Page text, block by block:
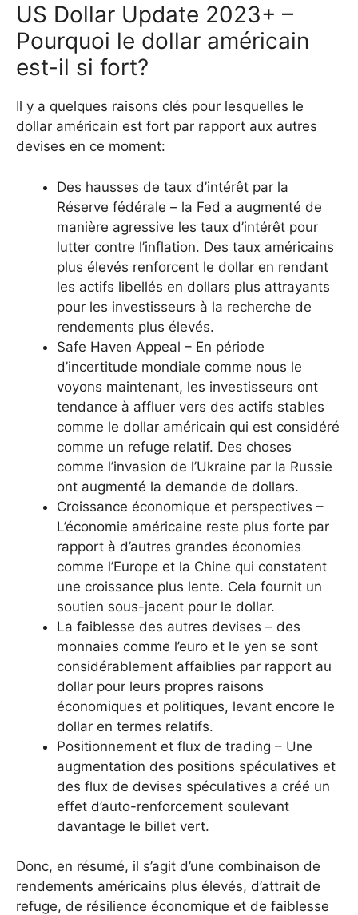
US Dollar Update 2023+ –
Pourquoi le dollar américain
est-il si fort?
Il y a quelques raisons clés pour lesquelles le
dollar américain est fort par rapport aux autres
devises en ce moment:
Des hausses de taux d’intérêt par la
Réserve fédérale – la Fed a augmenté de
manière agressive les taux d’intérêt pour
lutter contre l’inflation. Des taux américains
plus élevés renforcent le dollar en rendant
les actifs libellés en dollars plus attrayants
pour les investisseurs à la recherche de
rendements plus élevés.
Safe Haven Appeal – En période
d’incertitude mondiale comme nous le
voyons maintenant, les investisseurs ont
tendance à affluer vers des actifs stables
comme le dollar américain qui est considéré
comme un refuge relatif. Des choses
comme l’invasion de l’Ukraine par la Russie
ont augmenté la demande de dollars.
Croissance économique et perspectives –
L’économie américaine reste plus forte par
rapport à d’autres grandes économies
comme l’Europe et la Chine qui constatent
une croissance plus lente. Cela fournit un
soutien sous-jacent pour le dollar.
La faiblesse des autres devises – des
monnaies comme l’euro et le yen se sont
considérablement affaiblies par rapport au
dollar pour leurs propres raisons
économiques et politiques, levant encore le
dollar en termes relatifs.
Positionnement et flux de trading – Une
augmentation des positions spéculatives et
des flux de devises spéculatives a créé un
effet d’auto-renforcement soulevant
davantage le billet vert.
Donc, en résumé, il s’agit d’une combinaison de
rendements américains plus élevés, d’attrait de
refuge, de résilience économique et de faiblesse